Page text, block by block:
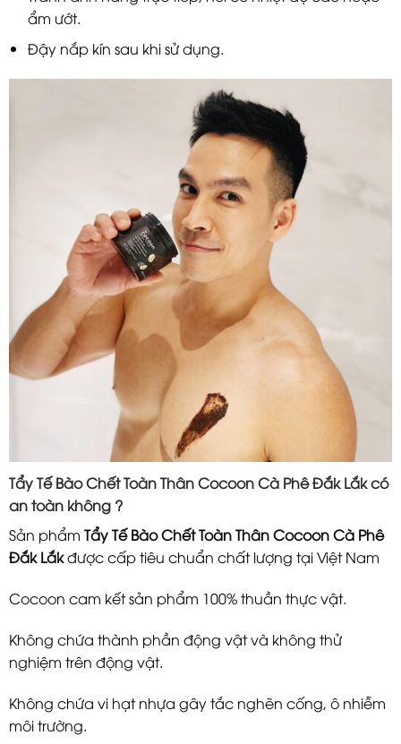
ẩm ướt.
Đậy nắp kín sau khi sử dụng.
Tẩy Tế Bào Chết Toàn Thân Cocoon Cà Phê Đắk Lắk có
an toàn không ?
Sản phẩm Tẩy Tế Bào Chết Toàn Thân Cocoon Cà Phê
Đắk Lắkđược cấp tiêu chuẩn chất lượng tại Việt Nam
Cocoon cam kết sản phẩm 100% thuần thực vật.
Không chứa thành phần động vật và không thử
nghiệm trên động vật.
Không chứa vi hạt nhựa gây tắc nghẽn cống, ô nhiễm
môi trường.